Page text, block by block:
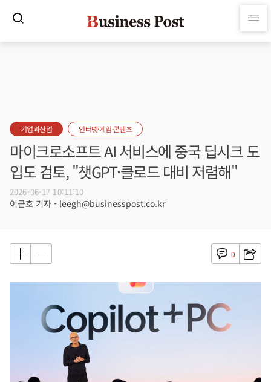
기업과산업 인터넷·게임·콘텐츠
마이크로소프트 AI 서비스에 중국 딥시크 도
입도 검토, "챗GPT·클로드 대비 저렴해"
2026-06-17 10:11:10
이근호 기자 - leegh@businesspost.co.kr
0